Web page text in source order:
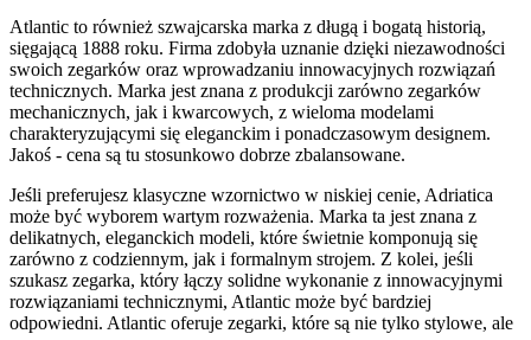
odzwierciedla jakość wykonania i użytych materiałów. Porównaj
cenę oferowaną przez sprzedawcę z oficjalnymi cenami na stronie
producenta lub naszej.
Mechanizm i działanie.Oryginalne zegarki Atlantic wyposażone
są w precyzyjne mechanizmy szwajcarskie. Jeśli masz możliwość,
sprawdź, jak działa mechanizm zegarka – powinien być płynny i
bezbłędny. Oryginalne mechanizmy działają cicho i równomiernie,
bez widocznych przeskoków wskazówekw przypadku automatów.
Opinie i recenzje.Przed zakupem sprawdź recenzje iopinie innych
klientówna temat sprzedawcy oraz samego zegarka. Renomowani
sprzedawcy będą mieli pozytywne recenzje i dobrą reputację, co
zwiększa pewność zakupu autentycznego zegarka.
Jeśli zegarek, który zamierzasz nabyć, nie ma dokumentacji zakupu,
Atlantic to również szwajcarska marka z długą i bogatą historią,
sięgającą 1888 roku. Firma zdobyła uznanie dzięki niezawodności
swoich zegarków oraz wprowadzaniu innowacyjnych rozwiązań
technicznych. Marka jest znana z produkcji zarówno zegarków
mechanicznych, jak i kwarcowych, z wieloma modelami
charakteryzującymi się eleganckim i ponadczasowym designem.
Jakoś - cena są tu stosunkowo dobrze zbalansowane.
Jeśli preferujesz klasyczne wzornictwo w niskiej cenie, Adriatica
może być wyborem wartym rozważenia. Marka ta jest znana z
delikatnych, eleganckich modeli, które świetnie komponują się
zarówno z codziennym, jak i formalnym strojem. Z kolei, jeśli
szukasz zegarka, który łączy solidne wykonanie z innowacyjnymi
rozwiązaniami technicznymi, Atlantic może być bardziej
odpowiedni. Atlantic oferuje zegarki, które są nie tylko stylowe, ale